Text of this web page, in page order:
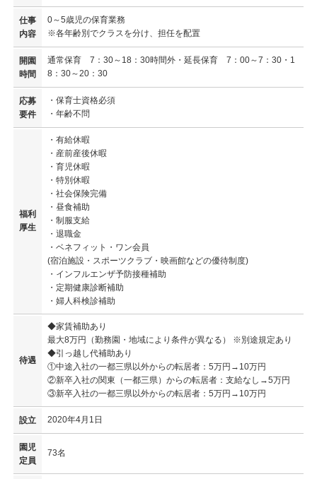
仕事
内容
0～5歳児の保育業務
※各年齢別でクラスを分け、担任を配置
開園
時間
通常保育 7：30～18：30時間外・延長保育 7：00～7：30・1
8：30～20：30
応募
要件
・保育士資格必須
・年齢不問
福利
厚生
・有給休暇
・産前産後休暇
・育児休暇
・特別休暇
・社会保険完備
・昼食補助
・制服支給
・退職金
・ベネフィット・ワン会員
(宿泊施設・スポーツクラブ・映画館などの優待制度)
・インフルエンザ予防接種補助
・定期健康診断補助
・婦人科検診補助
待遇
◆家賃補助あり
最大8万円（勤務園・地域により条件が異なる） ※別途規定あり
◆引っ越し代補助あり
①中途入社の一都三県以外からの転居者：5万円→10万円
②新卒入社の関東（一都三県）からの転居者：支給なし→5万円
③新卒入社の一都三県以外からの転居者：5万円→10万円
設立 2020年4月1日
園児
定員
73名